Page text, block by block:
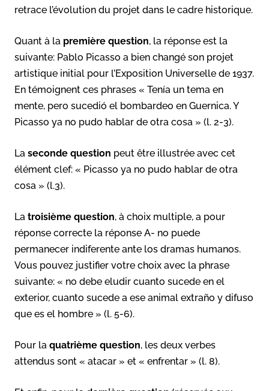
retrace l’évolution du projet dans le cadre historique.
Quant à la première question, la réponse est la
suivante: Pablo Picasso a bien changé son projet
artistique initial pour l’Exposition Universelle de 1937.
En témoignent ces phrases « Tenía un tema en
mente, pero sucedió el bombardeo en Guernica. Y
Picasso ya no pudo hablar de otra cosa » (l. 2-3).
La seconde question peut être illustrée avec cet
élément clef: « Picasso ya no pudo hablar de otra
cosa » (l.3).
La troisième question, à choix multiple, a pour
réponse correcte la réponse A- no puede
permanecer indiferente ante los dramas humanos.
Vous pouvez justifier votre choix avec la phrase
suivante: « no debe eludir cuanto sucede en el
exterior, cuanto sucede a ese animal extraño y difuso
que es el hombre » (l. 5-6).
Pour la quatrième question, les deux verbes
attendus sont « atacar » et « enfrentar » (l. 8).